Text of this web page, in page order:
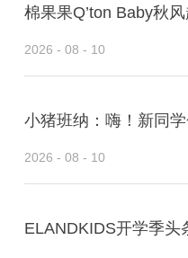
2026 - 08 - 10
小猪班纳：嗨！新同
2026 - 08 - 10
ELANDKIDS开学季头